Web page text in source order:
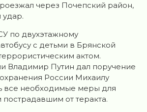
через Почепский район,
по двухэтажному
с детьми в Брянской
актом.
Владимир Путин дал поручение
России Михаилу
все необходимые меры для
от теракта.